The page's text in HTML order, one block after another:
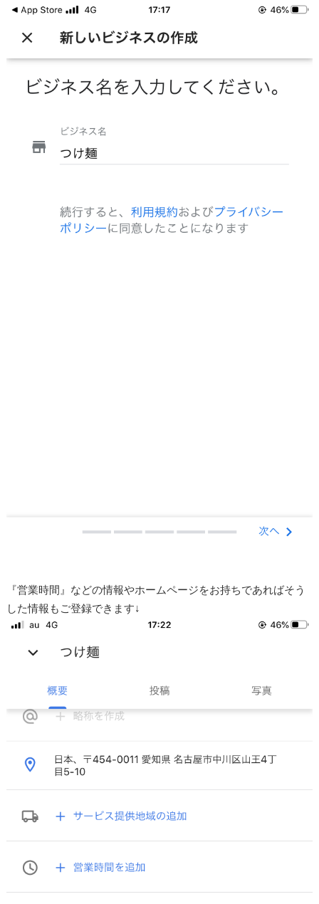
『営業時間』などの情報やホームページをお持ちであればそう
した情報もご登録できます↓